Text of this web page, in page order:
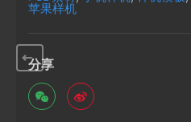
苹果样机
分享